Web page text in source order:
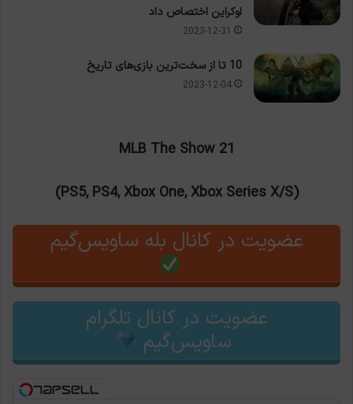
اوکراین اختصاص داد
2023-12-31
10 تا از سخت‌ترین بازی‌های تاریخ
2023-12-04
MLB The Show 21
(PS5, PS4, Xbox One, Xbox Series X/S)
عضویت در کانال بله ساویس‌گیم
عضویت در کانال تلگرام
ساویس‌گیم